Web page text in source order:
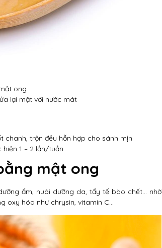
ong
lại mặt với nước mát
chanh, trộn đều hỗn hợp cho sánh mịn
1 – 2 lần/tuần
mật ong
ẩm, nuôi dưỡng da, tẩy tế bào chết… nhờ
oxy hóa như chrysin, vitamin C…